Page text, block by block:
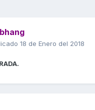
18 de Enero del 2018